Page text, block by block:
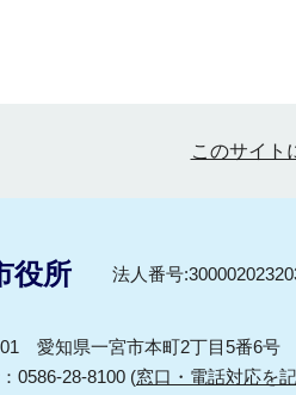
このサイト
役所 法人番号
愛知県一宮市本町2丁目5番6号
0586-28-8100 (窓口・電話対応を